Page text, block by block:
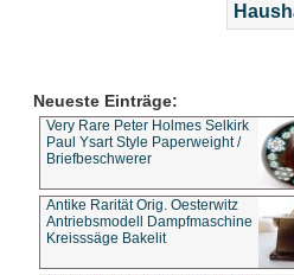
Neueste Einträge:
Very Rare Peter Holmes Selkirk
Paul Ysart Style Paperweight /
Briefbeschwerer
Antike Rarität Orig. Oesterwitz
Antriebsmodell Dampfmaschine
Kreisssäge Bakelit